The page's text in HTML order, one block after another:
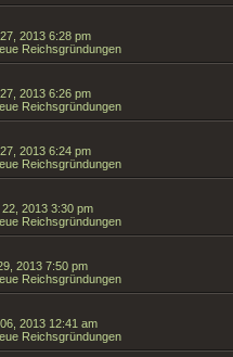
2013 6:28 pm
Reichsgründungen
2013 6:26 pm
Reichsgründungen
2013 6:24 pm
Reichsgründungen
2013 3:30 pm
Reichsgründungen
2013 7:50 pm
Reichsgründungen
2013 12:41 am
Reichsgründungen